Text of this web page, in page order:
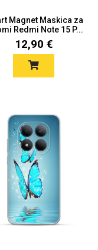
Magnet Maskica za
Redmi Note 15 P...
12,90 €